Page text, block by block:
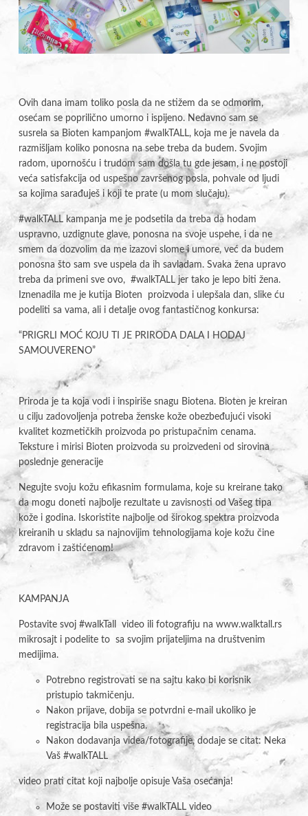
Ovih dana imam toliko posla da ne stižem da se odmorim,
osećam se poprilično umorno i ispijeno. Nedavno sam se
susrela sa Bioten kampanjom #walkTALL, koja me je navela da
razmišljam koliko ponosna na sebe treba da budem. Svojim
radom, upornošću i trudom sam došla tu gde jesam, i ne postoji
veća satisfakcija od uspešno završenog posla, pohvale od ljudi
sa kojima sarađuješ i koji te prate (u mom slučaju).
#walkTALL kampanja me je podsetila da treba da hodam
uspravno, uzdignute glave, ponosna na svoje uspehe, i da ne
smem da dozvolim da me izazovi slome i umore, već da budem
ponosna što sam sve uspela da ih savladam. Svaka žena upravo
treba da primeni sve ovo, #walkTALL jer tako je lepo biti žena.
Iznenadila me je kutija Bioten proizvoda i ulepšala dan, slike ću
podeliti sa vama, ali i detalje ovog fantastičnog konkursa:
“PRIGRLI MOĆ KOJU TI JE PRIRODA DALA I HODAJ
SAMOUVERENO”
Priroda je ta koja vodi i inspiriše snagu Biotena. Bioten je kreiran
u cilju zadovoljenja potreba ženske kože obezbeđujući visoki
kvalitet kozmetičkih proizvoda po pristupačnim cenama.
Teksture i mirisi Bioten proizvoda su proizvedeni od sirovina
poslednje generacije
Negujte svoju kožu efikasnim formulama, koje su kreirane tako
da mogu doneti najbolje rezultate u zavisnosti od Vašeg tipa
kože i godina. Iskoristite najbolje od širokog spektra proizvoda
kreiranih u skladu sa najnovijim tehnologijama koje kožu čine
zdravom i zaštićenom!
KAMPANJA
Postavite svoj #walkTall video ili fotografiju na www.walktall.rs
mikrosajt i podelite to sa svojim prijateljima na društvenim
medijima.
Potrebno registrovati se na sajtu kako bi korisnik
pristupio takmičenju.
Nakon prijave, dobija se potvrdni e-mail ukoliko je
registracija bila uspešna.
Nakon dodavanja videa/fotografije, dodaje se citat: Neka
Vaš #walkTALL
video prati citat koji najbolje opisuje Vaša osećanja!
Može se postaviti više #walkTALL video